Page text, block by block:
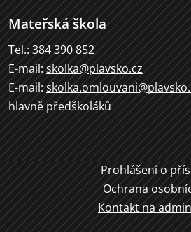
Mateřská škola
Tel.: 384 390 852
E-mail: skolka@plavsko.cz
E-mail:
hlavně předškoláků
Prohlášení o
Ochrana
Kontakt na